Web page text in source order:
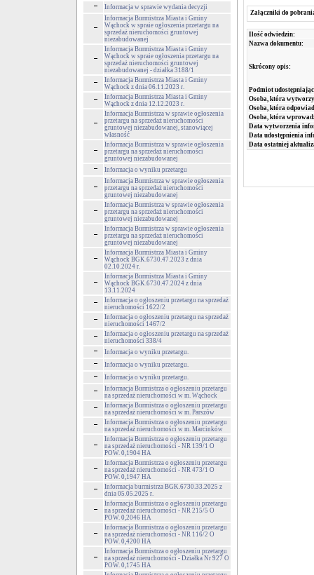
Informacja w sprawie wydania decyzji
Informacja Burmistrza Miasta i Gminy
Wąchock w spraie ogłoszenia przetargu na
sprzedaż nieruchomości gruntowej
niezabudowanej
Informacja Burmistrza Miasta i Gminy
Wąchock w spraie ogłoszenia przetargu na
sprzedaż nieruchomości gruntowej
niezabudowanej - działka 3188/1
Informacja Burmistrza Miasta i Gminy
Wąchock z dnia 06.11.2023 r.
Informacja Burmistrza Miasta i Gminy
Wąchock z dnia 12.12.2023 r.
Informacja Burmistrza w sprawie ogłoszenia
przetargu na sprzedaż nieruchomości
gruntowej niezabudowanej, stanowiącej
własność
Informacja Burmistrza w sprawie ogłoszenia
przetargu na sprzedaż nieruchomości
gruntowej niezabudowanej
Informacja o wyniku przetargu
Informacja Burmistrza w sprawie ogłoszenia
przetargu na sprzedaż nieruchomości
gruntowej niezabudowanej
Informacja Burmistrza w sprawie ogłoszenia
przetargu na sprzedaż nieruchomości
gruntowej niezabudowanej
Informacja Burmistrza w sprawie ogłoszenia
przetargu na sprzedaż nieruchomości
gruntowej niezabudowanej
Informacja Burmistrza Miasta i Gminy
Wąchock BGK.6730.47.2023 z dnia
02.10.2024 r.
Informacja Burmistrza Miasta i Gminy
Wąchock BGK.6730.47.2024 z dnia
13.11.2024
Informacja o ogłoszeniu przetargu na sprzedaż
nieruchomości 1622/2
Informacja o ogłoszeniu przetargu na sprzedaż
nieruchomości 1467/2
Informacja o ogłoszeniu przetargu na sprzedaż
nieruchomości 338/4
Informacja o wyniku przetargu.
Informacja o wyniku przetargu.
Informacja o wyniku przetargu.
Informacja Burmistrza o ogłoszeniu przetargu
na sprzedaż nieruchomości w m. Wąchock
Informacja Burmistrza o ogłoszeniu przetargu
na sprzedaż nieruchomości w m. Parszów
Informacja Burmistrza o ogłoszeniu przetargu
na sprzedaż nieruchomości w m. Marcinków
Informacja Burmistrza o ogłoszeniu przetargu
na sprzedaż nieruchomości - NR 139/1 O
POW. 0,1904 HA
Informacja Burmistrza o ogłoszeniu przetargu
na sprzedaż nieruchomości - NR 473/1 O
POW. 0,1947 HA
Informacja burmistrza BGK.6730.33.2025 z
dnia 05.05.2025 r.
Informacja Burmistrza o ogłoszeniu przetargu
na sprzedaż nieruchomości - NR 215/5 O
POW. 0,2046 HA
Informacja Burmistrza o ogłoszeniu przetargu
na sprzedaż nieruchomości - NR 116/2 O
POW. 0,4200 HA
Informacja Burmistrza o ogłoszeniu przetargu
na sprzedaż nieruchomości - Działka Nr 927 O
POW. 0,1745 HA
Załączniki do
Ilość odwiedzin:
Nazwa dokumentu:
Skrócony opis:
Podmiot
Osoba, która
Osoba, która
Osoba, która
Data wytworzenia
Data udostępnienia
Data ostatniej